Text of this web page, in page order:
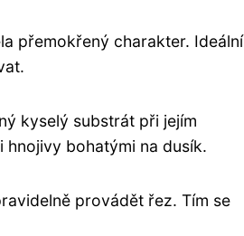
přemokřený charakter. Ideální
kyselý substrát při jejím
bohatými na dusík.
provádět řez. Tím se